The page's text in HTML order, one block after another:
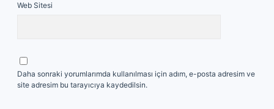
Web Sitesi
Daha sonraki yorumlarımda kullanılması için adım, e-posta adresim ve
site adresim bu tarayıcıya kaydedilsin.